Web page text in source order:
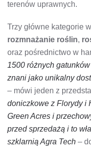
terenów uprawnych.
Trzy główne kategorie
rozmnażanie roślin,
oraz pośrednictwo w
1500 różnych gatunków
znani jako unikalny
– mówi jeden z
doniczkowe z Florydy i
Green Acres i
przed sprzedażą i to
szklarnią Agra Tech –